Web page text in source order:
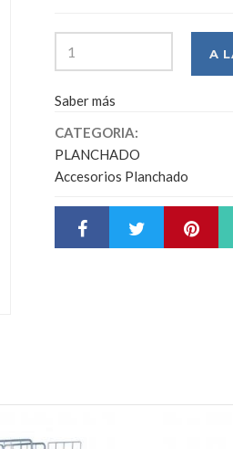
Saber más
CATEGORIA:
PLANCHADO
Accesorios Planchado